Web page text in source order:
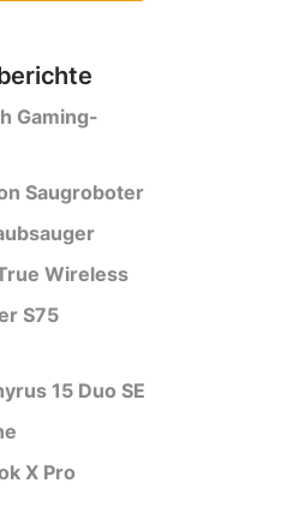
Gaming-
Saugroboter
Wireless
S75
15 Duo SE
X Pro